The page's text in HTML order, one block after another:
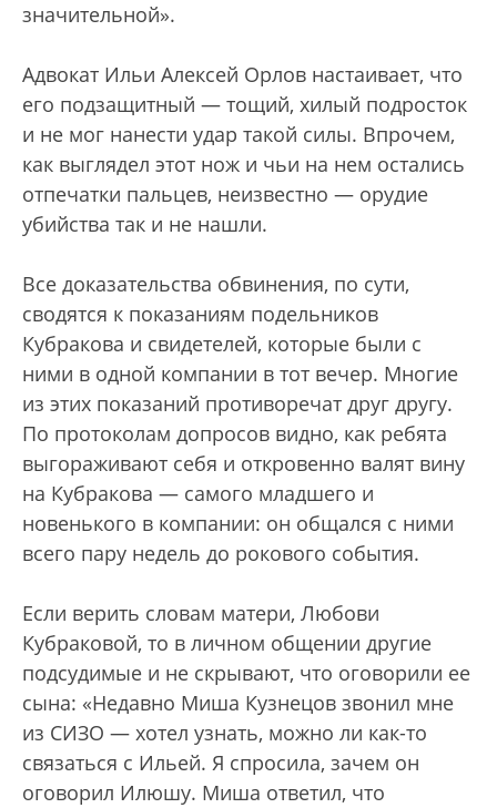
значительной».
Адвокат Ильи Алексей Орлов настаивает, что
его подзащитный — тощий, хилый подросток
и не мог нанести удар такой силы. Впрочем,
как выглядел этот нож и чьи на нем остались
отпечатки пальцев, неизвестно — орудие
убийства так и не нашли.
Все доказательства обвинения, по сути,
сводятся к показаниям подельников
Кубракова и свидетелей, которые были с
ними в одной компании в тот вечер. Многие
из этих показаний противоречат друг другу.
По протоколам допросов видно, как ребята
выгораживают себя и откровенно валят вину
на Кубракова — самого младшего и
новенького в компании: он общался с ними
всего пару недель до рокового события.
Если верить словам матери, Любови
Кубраковой, то в личном общении другие
подсудимые и не скрывают, что оговорили ее
сына: «Недавно Миша Кузнецов звонил мне
из СИЗО — хотел узнать, можно ли как-то
связаться с Ильей. Я спросила, зачем он
оговорил Илюшу. Миша ответил, что